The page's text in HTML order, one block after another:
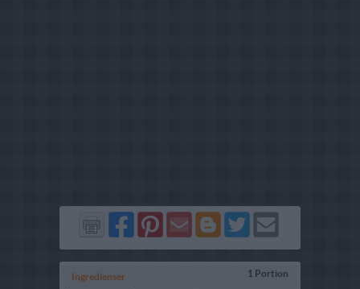
Del
på
Facebook
Del
på
Pinterest
Send
via
GMail
Del
på
Blogger
Del
på
Twitter
Send
Ingredienser 1 Portion